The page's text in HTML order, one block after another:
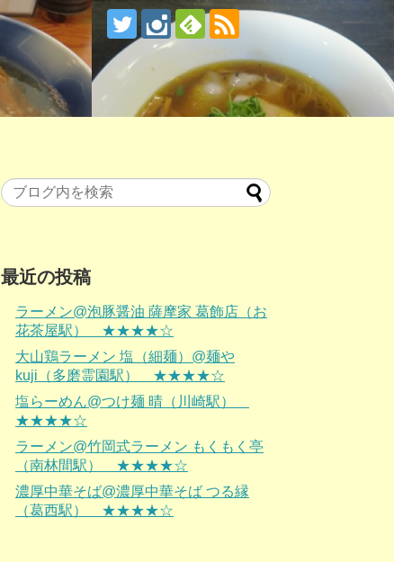
最近の投稿
ラーメン@泡豚醤油 薩摩家 葛飾店（お
花茶屋駅） ★★★★☆
大山鶏ラーメン 塩（細麺）@麺や
kuji（多磨霊園駅） ★★★★☆
塩らーめん@つけ麺 晴（川崎駅）
★★★★☆
ラーメン@竹岡式ラーメン もくもく亭
（南林間駅） ★★★★☆
濃厚中華そば@濃厚中華そば つる縁
（葛西駅） ★★★★☆